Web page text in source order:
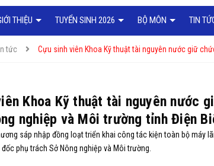
THIỆU TUYỂN SINH 2026 BỘ MÔN TIN
tức Cựu sinh viên Khoa Kỹ thuật tài nguyên nước giữ
Khoa Kỹ thuật tài nguyên nước
nghiệp và Môi trường tỉnh Điện
sáp nhập đồng loạt triển khai công tác kiện toàn bộ máy
phụ trách Sở Nông nghiệp và Môi trường.